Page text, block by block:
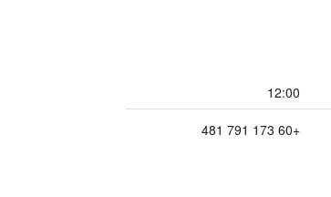
12:00
+60 173 791 481